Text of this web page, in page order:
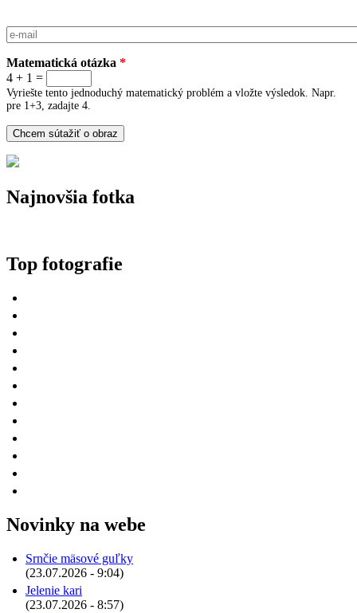
E-mail
Matematická otázka *
4 + 1 =
Vyriešte tento jednoduchý matematický problém a vložte výsledok. Napr.
pre 1+3, zadajte 4.
Najnovšia fotka
Top fotografie
Novinky na webe
Srnčie mäsové guľky
(23.07.2026 - 9:04)
Jelenie kari
(23.07.2026 - 8:57)